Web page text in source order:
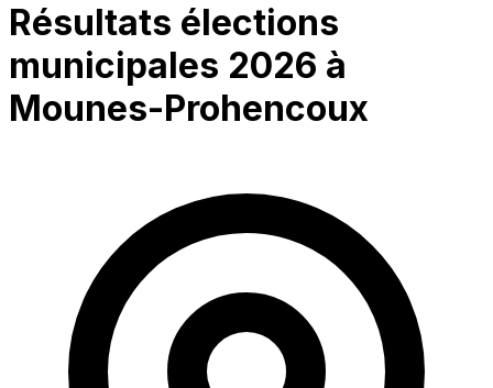
Résultats élections
municipales 2026 à
Mounes-Prohencoux